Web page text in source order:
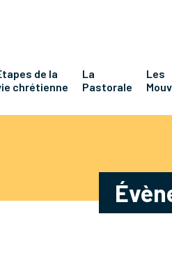
de la
chrétienne
La
Pastorale
Les